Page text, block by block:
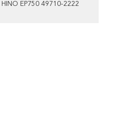
EP750 49710-2222